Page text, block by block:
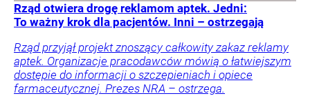
Rząd otwiera drogę reklamom aptek. Jedni:
To ważny krok dla pacjentów. Inni – ostrzegają
Rząd przyjął projekt znoszący całkowity zakaz reklamy
aptek. Organizacje pracodawców mówią o łatwiejszym
dostępie do informacji o szczepieniach i opiece
farmaceutycznej. Prezes NRA – ostrzega.